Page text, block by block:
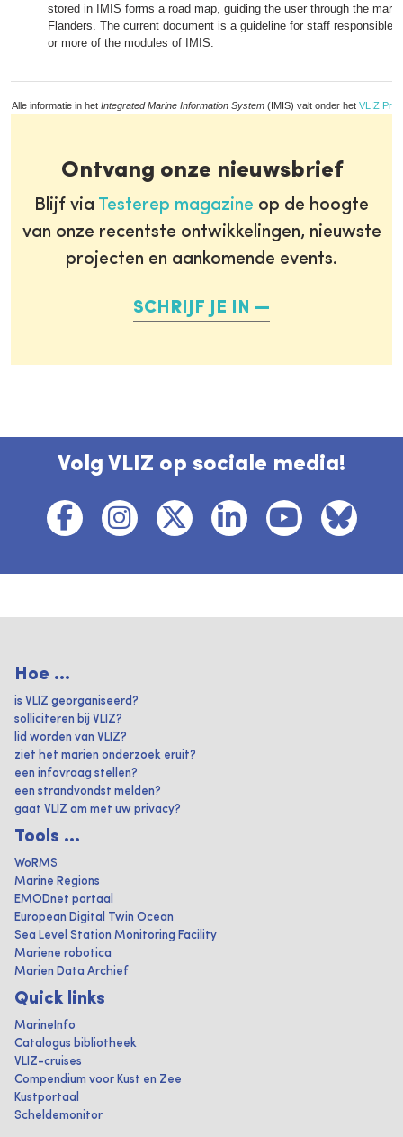
stored in IMIS forms a road map, guiding the user through the
Flanders. The current document is a guideline for staff responsible
or more of the modules of IMIS.
Alle informatie in het Integrated Marine Information System (IMIS) valt onder het VLIZ
Ontvang onze nieuwsbrief
Blijf via Testerep magazine op de hoogte
van onze recentste ontwikkelingen, nieuwste
projecten en aankomende events.
SCHRIJF JE IN
Volg VLIZ op sociale media!
Hoe ...
is VLIZ georganiseerd?
solliciteren bij VLIZ?
lid worden van VLIZ?
ziet het marien onderzoek eruit?
een infovraag stellen?
een strandvondst melden?
gaat VLIZ om met uw privacy?
Tools ...
WoRMS
Marine Regions
EMODnet portaal
European Digital Twin Ocean
Sea Level Station Monitoring Facility
Mariene robotica
Marien Data Archief
Quick links
MarineInfo
Catalogus bibliotheek
VLIZ-cruises
Compendium voor Kust en Zee
Kustportaal
Scheldemonitor